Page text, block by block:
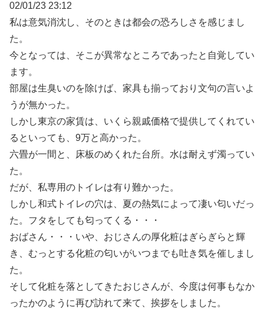
02/01/23 23:12
私は意気消沈し、そのときは都会の恐ろしさを感じまし
た。
今となっては、そこが異常なところであったと自覚してい
ます。
部屋は生臭いのを除けば、家具も揃っており文句の言いよ
うが無かった。
しかし東京の家賃は、いくら親戚価格で提供してくれてい
るといっても、9万と高かった。
六畳が一間と、床板のめくれた台所。水は耐えず濁ってい
た。
だが、私専用のトイレは有り難かった。
しかし和式トイレの穴は、夏の熱気によって凄い匂いだっ
た。フタをしても匂ってくる・・・
おばさん・・・いや、おじさんの厚化粧はぎらぎらと輝
き、むっとする化粧の匂いがいつまでも吐き気を催しまし
た。
そして化粧を落としてきたおじさんが、今度は何事もなか
ったかのように再び訪れて来て、挨拶をしました。